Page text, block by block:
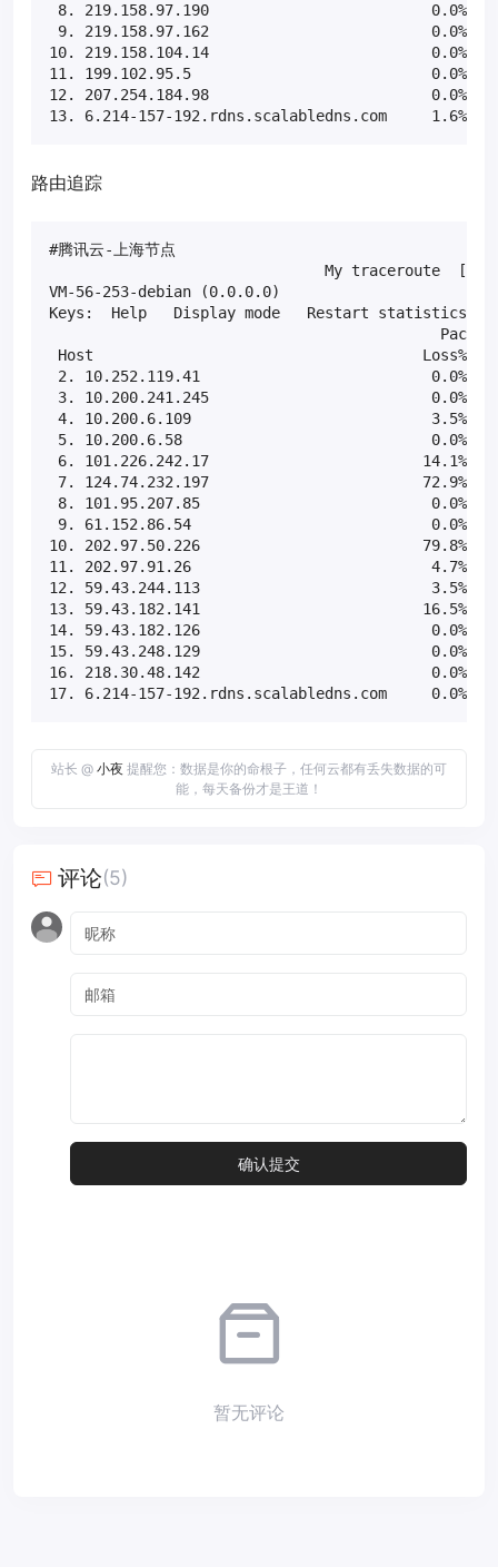
8. 219.158.97.190                         0.0%
9. 219.158.97.162                         0.0%
10. 219.158.104.14                         0.0%
11. 199.102.95.5                           0.0%    61
12. 207.254.184.98                         0.0%
13. 6.214-157-192.rdns.scalabledns.com     1.6%
路由追踪
#腾讯云-上海节点
My traceroute
VM-56-253-debian (0.0.0.0)
Keys:  Help   Display mode   Restart statistics
Host                                     Loss%   Snt
2. 10.252.119.41                          0.0%
3. 10.200.241.245                         0.0%
4. 10.200.6.109                           3.5%
5. 10.200.6.58                            0.0%
6. 101.226.242.17                        14.1%
7. 124.74.232.197                        72.9%
8. 101.95.207.85                          0.0%
9. 61.152.86.54                           0.0%
10. 202.97.50.226                         79.8%
11. 202.97.91.26                           4.7%
12. 59.43.244.113                          3.5%
13. 59.43.182.141                         16.5%
14. 59.43.182.126                          0.0%
15. 59.43.248.129                          0.0%
16. 218.30.48.142                          0.0%
17. 6.214-157-192.rdns.scalabledns.com     0.0%
站长 @ 小夜 提醒您：数据是你的命根子，任何云都有丢失数据的可
能，每天备份才是王道！
评论(5)
暂无评论